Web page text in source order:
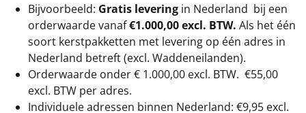
Bijvoorbeeld: Gratis levering in Nederland bij een
orderwaarde vanaf€1.000,00 excl. BTW. Als het één
soort kerstpakketten met levering op één adres in
Nederland betreft (excl. Waddeneilanden).
Orderwaarde onder € 1.000,00 excl. BTW. €55,00
excl. BTW per adres.
Individuele adressen binnen Nederland: €9,95 excl.